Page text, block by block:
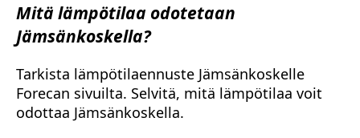
Mitä lämpötilaa odotetaan
Jämsänkoskella?
Tarkista lämpötilaennuste Jämsänkoskelle
Forecan sivuilta. Selvitä, mitä lämpötilaa voit
odottaa Jämsänkoskella.